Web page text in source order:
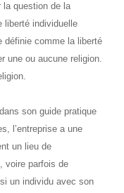
la question de la
liberté individuelle
définie comme la liberté
une ou aucune religion.
son guide pratique
l’entreprise a une
un lieu de
voire parfois de
un individu avec son